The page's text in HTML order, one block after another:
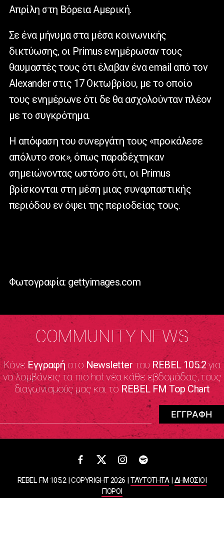
Απρίλη στη Βόρεια Αμερική.
Σε ένα μήνυμα στα μέσα κοινωνικής
δικτύωσης, οι Primus ενημέρωσαν τους
θαυμαστές τους ότι έλαβαν ένα email από τον
Alexander στις 17 Οκτωβρίου, με το οποίο
τους ενημέρωνε ότι δε θα ασχολούνταν πλέον
με το συγκρότημα.
Η απόφαση του συνεργάτη τους «προκάλεσε
απόλυτο σοκ», όπως παραδέχτηκαν
σημειώνοντας ωστόσο ότι, οι Primus
βρίσκονται στη μέση μιας συναρπαστικής
περιόδου εν όψει της περιοδείας τους.
Φωτογραφία: gettyimages.com
COMMUNITY NEWS
Κάνε Εγγραφήστο NewsletterτουREBEL 105.2για
να λαμβάνεις τα πιο hot νέα κάθε εβδομάδας, τους
διαγωνισμούς μας και το REBEL FM Top Chart
REBEL FM 105.2 | COPYRIGHT 2026 |ΤΑΥΤΟΤΗΤΑ|ΔΗΜΟΣΙΟΙ
ΠΟΡΟΙ